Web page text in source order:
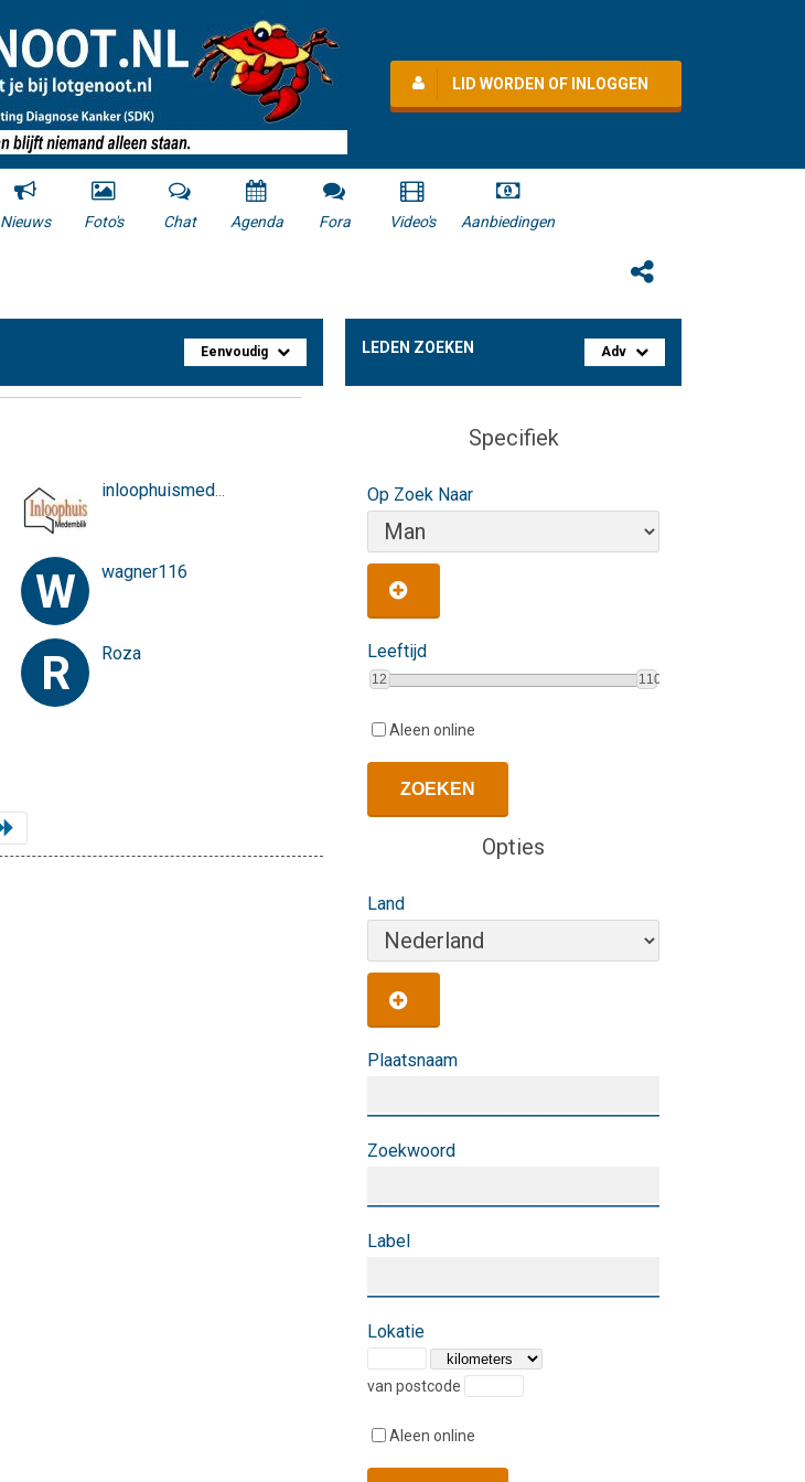
LID WORDEN OF INLOGGEN
Nieuws Foto's Chat Agenda Fora Video's Aanbiedingen
Eenvoudig
W wagner116
R Roza
LEDEN ZOEKEN Adv
Specifiek
Op Zoek Naar
Leeftijd
12 110
Aleen online
Opties
Land
Plaatsnaam
Zoekwoord
Label
Lokatie
van postcode
Aleen online